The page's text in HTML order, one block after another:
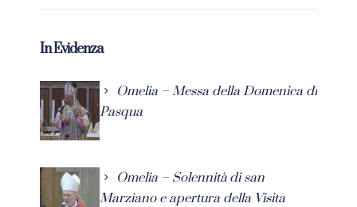
In Evidenza
Omelia – Messa della Domenica di
Pasqua
Omelia – Solennità di san
Marziano e apertura della Visita